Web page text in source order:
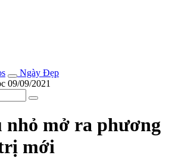
Ngày Đẹp
09/09/2021
nhỏ mở ra phương
mới